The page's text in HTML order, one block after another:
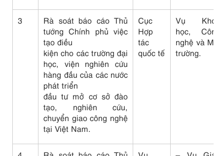
3
Rà soát báo cáo Thủ
tướng Chính phủ việc
tạo điều
kiện cho các trường đại
học, viện nghiên cứu
hàng đầu của các nước
phát triển
đầu tư mở cơ sở đào
tạo, nghiên cứu,
chuyển giao công nghệ
tại Việt Nam.
Cục
Hợp
tác
quốc tế
Vụ Khoa
học, Công
nghệ và Môi
trường.